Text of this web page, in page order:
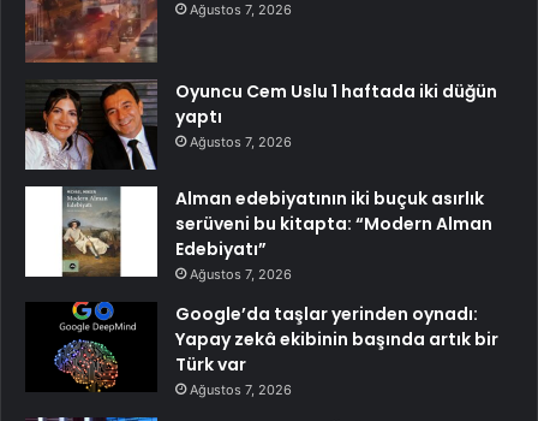
Ağustos 7, 2026
Oyuncu Cem Uslu 1 haftada iki düğün
yaptı
Ağustos 7, 2026
Alman edebiyatının iki buçuk asırlık
serüveni bu kitapta: “Modern Alman
Edebiyatı”
Ağustos 7, 2026
Google’da taşlar yerinden oynadı:
Yapay zekâ ekibinin başında artık bir
Türk var
Ağustos 7, 2026